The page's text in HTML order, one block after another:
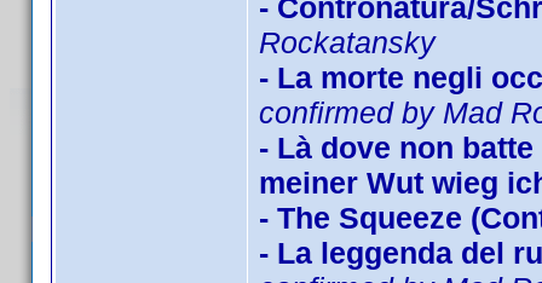
- Contronatura/
Rockatansky
- La morte negli
confirmed by Mad
- Là dove non
meiner Wut wieg
- The Squeeze
- La leggenda del